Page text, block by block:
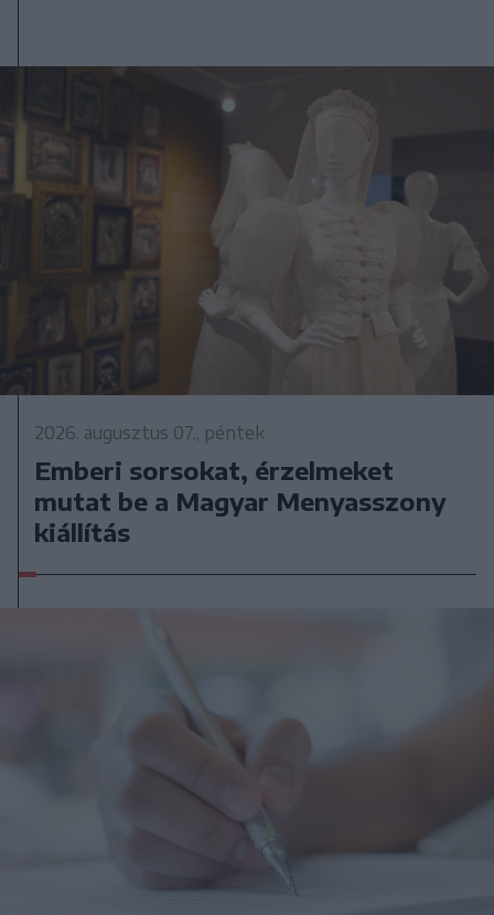
2026. augusztus 07., péntek
Emberi sorsokat, érzelmeket
mutat be a Magyar Menyasszony
kiállítás